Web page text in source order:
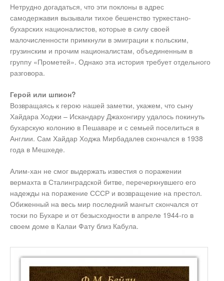
Нетрудно догадаться, что эти поклоны в адрес
самодержавия вызывали тихое бешенство туркестано-
бухарских националистов, которые в силу своей
малочисленности примкнули в эмиграции к польским,
грузинским и прочим националистам, объединенным в
группу «Прометей». Однако эта история требует отдельного
разговора.
Герой или шпион?
Возвращаясь к герою нашей заметки, укажем, что сыну
Хайдара Ходжи – Искандару Джахонгиру удалось покинуть
бухарскую колонию в Пешаваре и с семьей поселиться в
Англии. Сам Хайдар Ходжа Мирбадалев скончался в 1938
года в Мешхеде.
Алим-хан не смог выдержать известия о поражении
вермахта в Сталинградской битве, перечеркнувшего его
надежды на поражение СССР и возвращение на престол.
Обиженный на весь мир последний мангыт скончался от
тоски по Бухаре и от безысходности в апреле 1944-го в
своем доме в Калаи Фату близ Кабула.